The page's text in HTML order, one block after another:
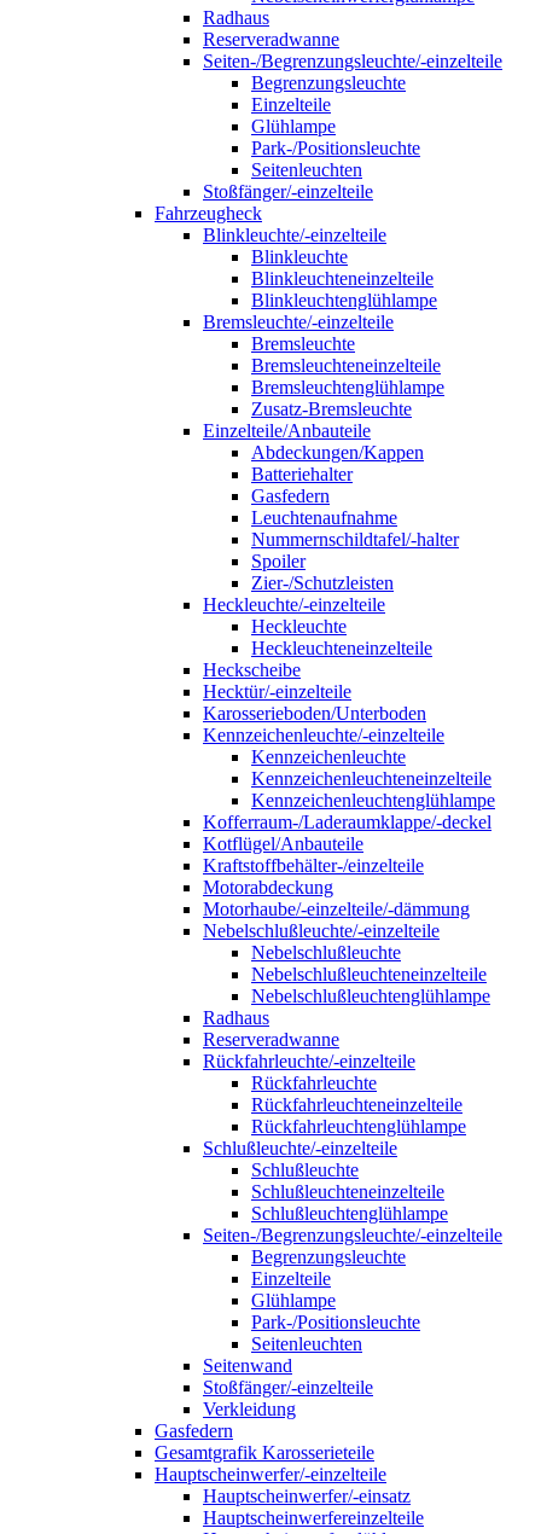
Radhaus
Reserveradwanne
Seiten-/Begrenzungsleuchte/-einzelteile
Begrenzungsleuchte
Einzelteile
Glühlampe
Park-/Positionsleuchte
Seitenleuchten
Stoßfänger/-einzelteile
Fahrzeugheck
Blinkleuchte/-einzelteile
Blinkleuchte
Blinkleuchteneinzelteile
Blinkleuchtenglühlampe
Bremsleuchte/-einzelteile
Bremsleuchte
Bremsleuchteneinzelteile
Bremsleuchtenglühlampe
Zusatz-Bremsleuchte
Einzelteile/Anbauteile
Abdeckungen/Kappen
Batteriehalter
Gasfedern
Leuchtenaufnahme
Nummernschildtafel/-halter
Spoiler
Zier-/Schutzleisten
Heckleuchte/-einzelteile
Heckleuchte
Heckleuchteneinzelteile
Heckscheibe
Hecktür/-einzelteile
Karosserieboden/Unterboden
Kennzeichenleuchte/-einzelteile
Kennzeichenleuchte
Kennzeichenleuchteneinzelteile
Kennzeichenleuchtenglühlampe
Kofferraum-/Laderaumklappe/-deckel
Kotflügel/Anbauteile
Kraftstoffbehälter-/einzelteile
Motorabdeckung
Motorhaube/-einzelteile/-dämmung
Nebelschlußleuchte/-einzelteile
Nebelschlußleuchte
Nebelschlußleuchteneinzelteile
Nebelschlußleuchtenglühlampe
Radhaus
Reserveradwanne
Rückfahrleuchte/-einzelteile
Rückfahrleuchte
Rückfahrleuchteneinzelteile
Rückfahrleuchtenglühlampe
Schlußleuchte/-einzelteile
Schlußleuchte
Schlußleuchteneinzelteile
Schlußleuchtenglühlampe
Seiten-/Begrenzungsleuchte/-einzelteile
Begrenzungsleuchte
Einzelteile
Glühlampe
Park-/Positionsleuchte
Seitenleuchten
Seitenwand
Stoßfänger/-einzelteile
Verkleidung
Gasfedern
Gesamtgrafik Karosserieteile
Hauptscheinwerfer/-einzelteile
Hauptscheinwerfer/-einsatz
Hauptscheinwerfereinzelteile